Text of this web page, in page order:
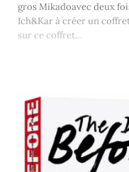
gros Mikadoavec deux
Ich&Kar à créer un
sur ce coffret…